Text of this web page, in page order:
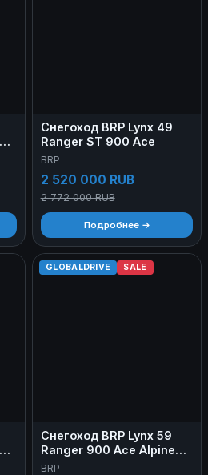
Снегоход BRP Lynx 49
Ranger ST 900 Ace
BRP
2 520 000 RUB
2 772 000 RUB
Подробнее →
GLOBALDRIVE SALE
Снегоход BRP Lynx 59
Ranger 900 Ace Alpine
2025
BRP